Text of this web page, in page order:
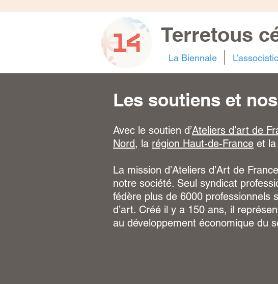
Terretous
La Biennale
Les soutiens et
Avec le soutien d’Ateliers d’art de
Nord, la région Haut-de-France et la
La mission d’Ateliers d’Art de
notre société. Seul syndicat
fédère plus de 6000 professionnels
d’art. Créé il y a 150 ans, il
au développement économique du